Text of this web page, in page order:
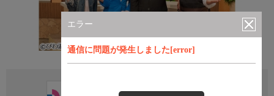
エラー
通信に問題が発生しました[error]